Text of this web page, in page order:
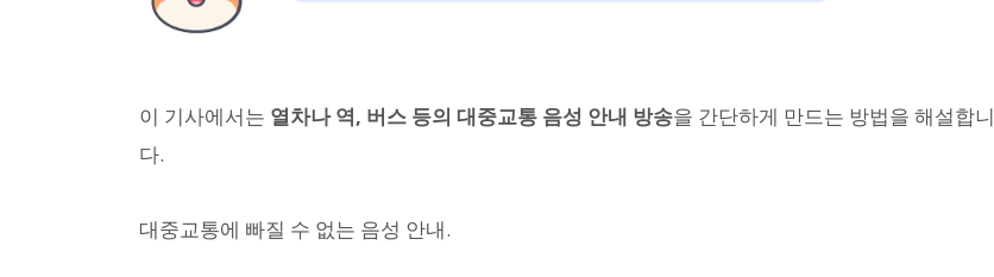
이 기사에서는 열차나 역, 버스 등의 대중교통 음성 안내 방송을 간단하게 만드는 방법을 해설합니
다.
대중교통에 빠질 수 없는 음성 안내.